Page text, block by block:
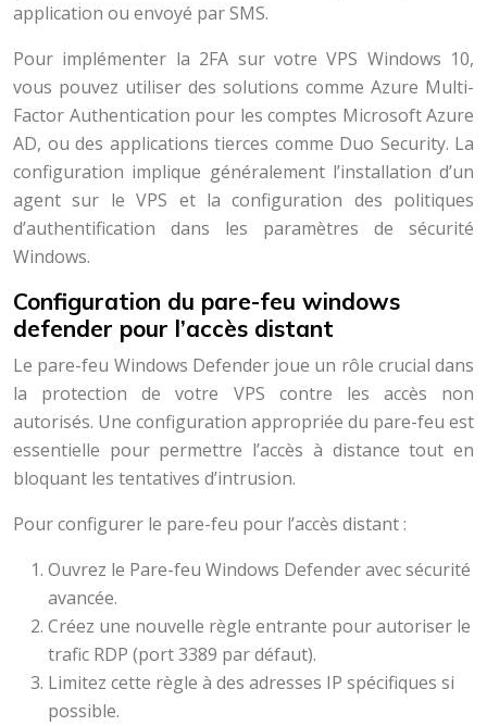
application ou envoyé par SMS.
Pour implémenter la 2FA sur votre VPS Windows 10,
vous pouvez utiliser des solutions comme Azure Multi-
Factor Authentication pour les comptes Microsoft Azure
AD, ou des applications tierces comme Duo Security. La
configuration implique généralement l’installation d’un
agent sur le VPS et la configuration des politiques
d’authentification dans les paramètres de sécurité
Windows.
Configuration du pare-feu windows
defender pour l’accès distant
Le pare-feu Windows Defender joue un rôle crucial dans
la protection de votre VPS contre les accès non
autorisés. Une configuration appropriée du pare-feu est
essentielle pour permettre l’accès à distance tout en
bloquant les tentatives d’intrusion.
Pour configurer le pare-feu pour l’accès distant :
Ouvrez le Pare-feu Windows Defender avec sécurité
avancée.
Créez une nouvelle règle entrante pour autoriser le
trafic RDP (port 3389 par défaut).
Limitez cette règle à des adresses IP spécifiques si
possible.